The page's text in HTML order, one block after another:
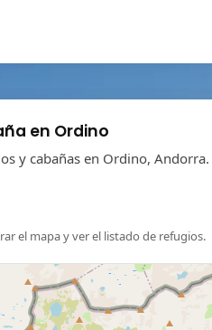
en Ordino
y cabañas en Ordino, Andorra.
el mapa y ver el listado de refugios.